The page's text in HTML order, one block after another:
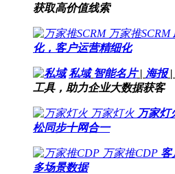
获取高价值线索
万家推SCRM
化，客户运营精细化
私域 智能名片 | 海报 |
工具，助力企业大数据获客
万家灯火 万家灯
松同步十网合一
万家推CDP 客
多场景数据